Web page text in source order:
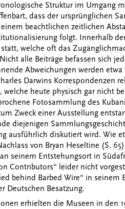
Struktur im Umgang
dass der ursprünglichen
beachtlichen zeitlichen
folgt. Innerhalb
welche oft das
alle Beiträge befassen sich
Abweichungen werden etwa
Darwins Korrespondenzen
heute physisch gar nicht
Fotosammlung des
Zweck einer Ausstellung
diejenigen
ausführlich diskutiert wird. Wie
von Bryan Heseltine (S.
seinem Entstehungsort in
Contributors“ leider nicht
behind Barbed Wire“ in seinem
Deutschen Besatzung.
erhielten die Museen in den